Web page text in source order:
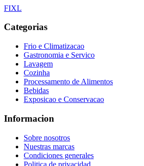
FIXL
Categorias
Frio e Climatizacao
Gastronomia e Servico
Lavagem
Cozinha
Processamento de Alimentos
Bebidas
Exposicao e Conservacao
Informacion
Sobre nosotros
Nuestras marcas
Condiciones generales
Politica de privacidad